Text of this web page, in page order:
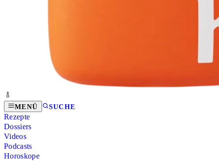
MENÜ SUCHE
Rezepte
Dossiers
Videos
Podcasts
Horoskope